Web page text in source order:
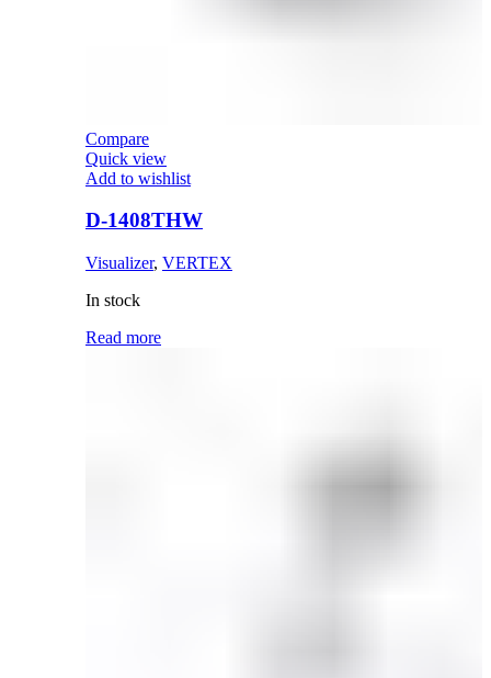
Compare
Quick view
Add to wishlist
D-1408THW
Visualizer, VERTEX
In stock
Read more